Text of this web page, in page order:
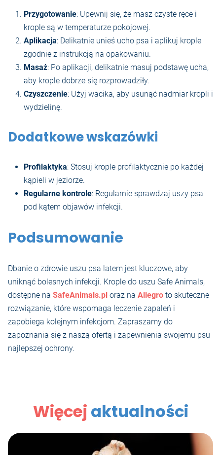
Przygotowanie: Upewnij się, że masz czyste ręce i
krople są w temperaturze pokojowej.
Aplikacja: Delikatnie unieś ucho psa i aplikuj krople
zgodnie z instrukcją na opakowaniu.
Masaż: Po aplikacji, delikatnie masuj podstawę ucha,
aby krople dobrze się rozprowadziły.
Czyszczenie: Użyj wacika, aby usunąć nadmiar kropli i
wydzielinę.
Dodatkowe wskazówki
Profilaktyka: Stosuj krople profilaktycznie po każdej
kąpieli w jeziorze.
Regularne kontrole: Regularnie sprawdzaj uszy psa
pod kątem objawów infekcji.
Podsumowanie
Dbanie o zdrowie uszu psa latem jest kluczowe, aby
uniknąć bolesnych infekcji. Krople do uszu Safe Animals,
dostępne na SafeAnimals.pl oraz na Allegro to skuteczne
rozwiązanie, które wspomaga leczenie zapaleń i
zapobiega kolejnym infekcjom. Zapraszamy do
zapoznania się z naszą ofertą i zapewnienia swojemu psu
najlepszej ochrony.
Więcej aktualności